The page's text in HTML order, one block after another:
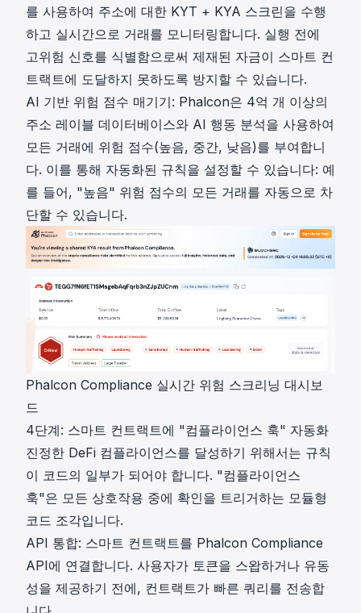
를 사용하여 주소에 대한 KYT + KYA 스크린을 수행
하고 실시간으로 거래를 모니터링합니다. 실행 전에
고위험 신호를 식별함으로써 제재된 자금이 스마트 컨
트랙트에 도달하지 못하도록 방지할 수 있습니다.
AI 기반 위험 점수 매기기: Phalcon은 4억 개 이상의
주소 레이블 데이터베이스와 AI 행동 분석을 사용하여
모든 거래에 위험 점수(높음, 중간, 낮음)를 부여합니
다. 이를 통해 자동화된 규칙을 설정할 수 있습니다: 예
를 들어, "높음" 위험 점수의 모든 거래를 자동으로 차
단할 수 있습니다.
Phalcon Compliance 실시간 위험 스크리닝 대시보
드
4단계: 스마트 컨트랙트에 "컴플라이언스 훅" 자동화
진정한 DeFi 컴플라이언스를 달성하기 위해서는 규칙
이 코드의 일부가 되어야 합니다. "컴플라이언스
훅"은 모든 상호작용 중에 확인을 트리거하는 모듈형
코드 조각입니다.
API 통합: 스마트 컨트랙트를 Phalcon Compliance
API에 연결합니다. 사용자가 토큰을 스왑하거나 유동
성을 제공하기 전에, 컨트랙트가 빠른 쿼리를 전송합